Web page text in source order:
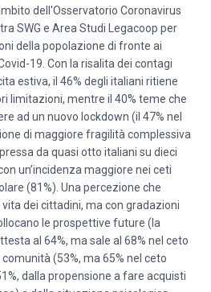
dell'Osservatorio Coronavirus
SWG e Area Studi Legacoop per
della popolazione di fronte ai
19. Con la risalita dei contagi
estiva, il 46% degli italiani ritiene
limitazioni, mentre il 40% teme che
ad un nuovo lockdown (il 47% nel
di maggiore fragilità complessiva
da quasi otto italiani su dieci
un’incidenza maggiore nei ceti
(81%). Una percezione che
dei cittadini, ma con gradazioni
le prospettive future (la
al 64%, ma sale al 68% nel ceto
(53%, ma 65% nel ceto
dalla propensione a fare acquisti